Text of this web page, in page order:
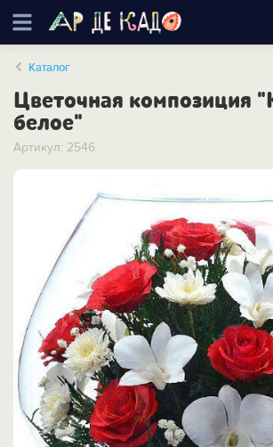
Каталог
Цветочная композиция
белое"
Артикул: 2546